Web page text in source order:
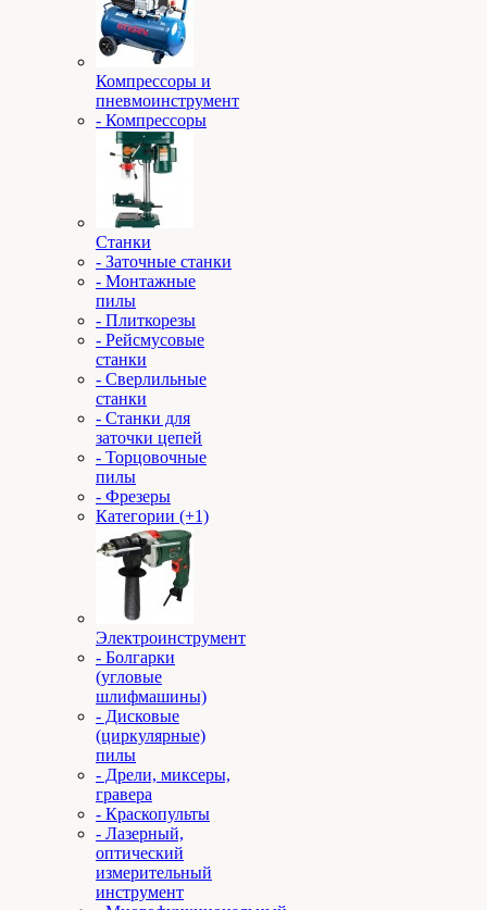
Компрессоры и
пневмоинструмент
- Компрессоры
Станки
- Заточные станки
- Монтажные
пилы
- Плиткорезы
- Рейсмусовые
станки
- Сверлильные
станки
- Станки для
заточки цепей
- Торцовочные
пилы
- Фрезеры
Категории (+1)
Электроинструмент
- Болгарки
(угловые
шлифмашины)
- Дисковые
(циркулярные)
пилы
- Дрели, миксеры,
гравера
- Краскопульты
- Лазерный,
оптический
измерительный
инструмент